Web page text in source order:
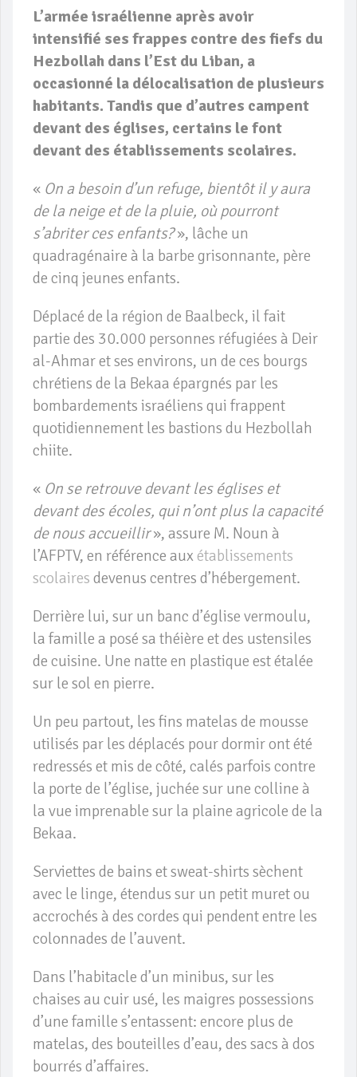
L’armée israélienne après avoir
intensifié ses frappes contre des fiefs du
Hezbollah dans l’Est du Liban, a
occasionné la délocalisation de plusieurs
habitants. Tandis que d’autres campent
devant des églises, certains le font
devant des établissements scolaires.
« On a besoin d’un refuge, bientôt il y aura
de la neige et de la pluie, où pourront
s’abriter ces enfants?», lâche un
quadragénaire à la barbe grisonnante, père
de cinq jeunes enfants.
Déplacé de la région de Baalbeck, il fait
partie des 30.000 personnes réfugiées à Deir
al-Ahmar et ses environs, un de ces bourgs
chrétiens de la Bekaa épargnés par les
bombardements israéliens qui frappent
quotidiennement les bastions du Hezbollah
chiite.
« On se retrouve devant les églises et
devant des écoles, qui n’ont plus la capacité
de nous accueillir», assure M. Noun à
l’AFPTV, en référence aux établissements
scolaires devenus centres d’hébergement.
Derrière lui, sur un banc d’église vermoulu,
la famille a posé sa théière et des ustensiles
de cuisine. Une natte en plastique est étalée
sur le sol en pierre.
Un peu partout, les fins matelas de mousse
utilisés par les déplacés pour dormir ont été
redressés et mis de côté, calés parfois contre
la porte de l’église, juchée sur une colline à
la vue imprenable sur la plaine agricole de la
Bekaa.
Serviettes de bains et sweat-shirts sèchent
avec le linge, étendus sur un petit muret ou
accrochés à des cordes qui pendent entre les
colonnades de l’auvent.
Dans l’habitacle d’un minibus, sur les
chaises au cuir usé, les maigres possessions
d’une famille s’entassent: encore plus de
matelas, des bouteilles d’eau, des sacs à dos
bourrés d’affaires.